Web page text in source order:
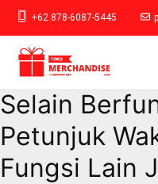
+62 878-6087-5445
Selain
Petunjuk
Fungsi Lain